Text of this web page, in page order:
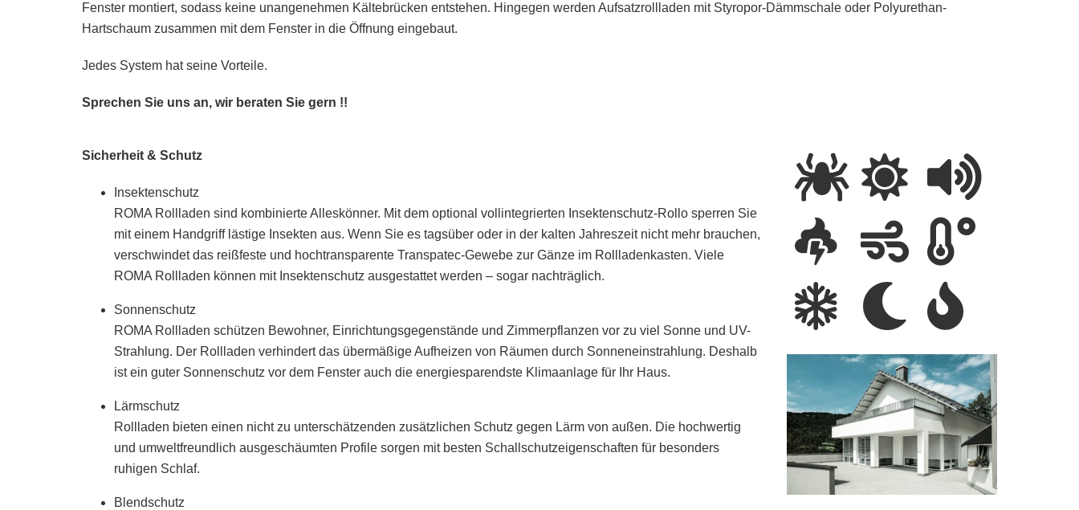
Fenster montiert, sodass keine unangenehmen Kältebrücken entstehen. Hingegen werden Aufsatzrollladen mit Styropor-Dämmschale oder Polyurethan-
Hartschaum zusammen mit dem Fenster in die Öffnung eingebaut.
Jedes System hat seine Vorteile.
Sprechen Sie uns an, wir beraten Sie gern !!
Sicherheit & Schutz
Insektenschutz
ROMA Rollladen sind kombinierte Alleskönner. Mit dem optional vollintegrierten Insektenschutz-Rollo sperren Sie
mit einem Handgriff lästige Insekten aus. Wenn Sie es tagsüber oder in der kalten Jahreszeit nicht mehr brauchen,
verschwindet das reißfeste und hochtransparente Transpatec-Gewebe zur Gänze im Rollladenkasten. Viele
ROMA Rollladen können mit Insektenschutz ausgestattet werden – sogar nachträglich.
Sonnenschutz
ROMA Rollladen schützen Bewohner, Einrichtungsgegenstände und Zimmerpflanzen vor zu viel Sonne und UV-
Strahlung. Der Rollladen verhindert das übermäßige Aufheizen von Räumen durch Sonneneinstrahlung. Deshalb
ist ein guter Sonnenschutz vor dem Fenster auch die energiesparendste Klimaanlage für Ihr Haus.
Lärmschutz
Rollladen bieten einen nicht zu unterschätzenden zusätzlichen Schutz gegen Lärm von außen. Die hochwertig
und umweltfreundlich ausgeschäumten Profile sorgen mit besten Schallschutzeigenschaften für besonders
ruhigen Schlaf.
Blendschutz